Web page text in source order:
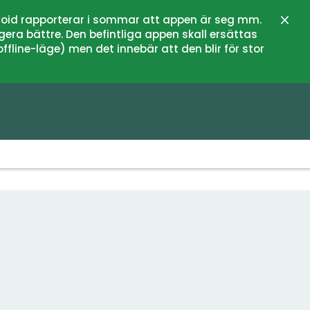
rapporterar i sommar att appen är seg mm.
bättre. Den befintliga appen skall ersättas
läge) men det innebär att den blir för stor